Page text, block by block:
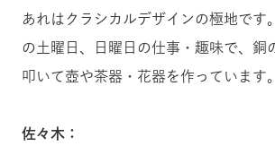
あれはクラシカルデザインの極地です
の土曜日、日曜日の仕事・趣味で、銅
叩いて壺や茶器・花器を作っています。
佐々木：